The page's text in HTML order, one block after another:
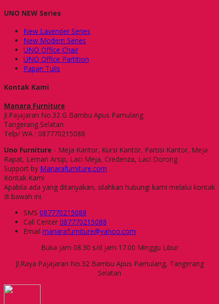
UNO NEW Series
New Lavender Series
New Modern Series
UNO Office Chair
UNO Office Partition
Papan Tulis
Kontak Kami
Manara Furniture
Jl.Pajajaran No.32 G Bambu Apus Pamulang
Tangerang Selatan
Telp/ WA : 087770215088
Uno Furniture - Meja Kantor, Kursi Kantor, Partisi Kantor, Meja
Rapat, Lemari Arsip, Laci Meja, Credenza, Laci Dorong
Support by Manarafurniture.com
Kontak Kami
Apabila ada yang ditanyakan, silahkan hubungi kami melalui kontak
di bawah ini.
SMS 087770215088
Call Center 087770215088
Email manarafurniture@yahoo.com
Buka jam 08.30 s/d jam 17.00 Minggu Libur
Jl.Raya Pajajaran No.32 Bambu Apus Pamulang, Tangerang
Selatan